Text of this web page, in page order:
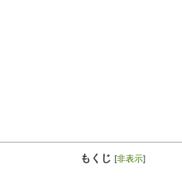
もくじ [非表示]